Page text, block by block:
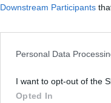
Downstream Participants
Personal Data
I want to opt-out of the
Opted In
Previous